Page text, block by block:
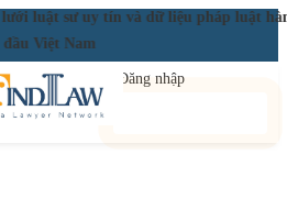
sư uy tín và dữ liệu pháp luật hàng
Việt Nam
Đăng nhập